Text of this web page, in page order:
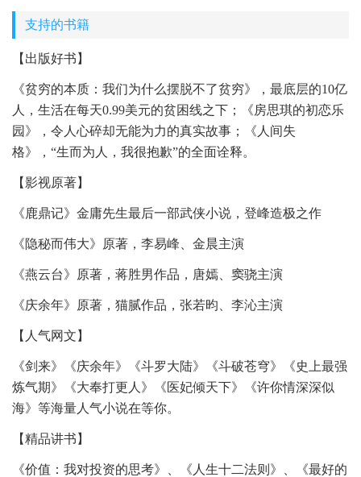
支持的书籍
【出版好书】
《贫穷的本质：我们为什么摆脱不了贫穷》，最底层的10亿
人，生活在每天0.99美元的贫困线之下；《房思琪的初恋乐
园》，令人心碎却无能为力的真实故事；《人间失
格》，“生而为人，我很抱歉”的全面诠释。
【影视原著】
《鹿鼎记》金庸先生最后一部武侠小说，登峰造极之作
《隐秘而伟大》原著，李易峰、金晨主演
《燕云台》原著，蒋胜男作品，唐嫣、窦骁主演
《庆余年》原著，猫腻作品，张若昀、李沁主演
【人气网文】
《剑来》《庆余年》《斗罗大陆》《斗破苍穹》《史上最强
炼气期》《大奉打更人》《医妃倾天下》《许你情深深似
海》等海量人气小说在等你。
【精品讲书】
《价值：我对投资的思考》、《人生十二法则》、《最好的